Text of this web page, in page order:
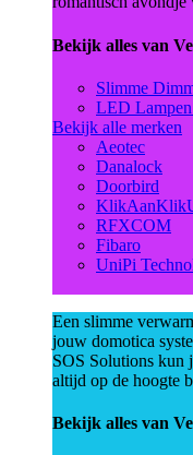
Bekijk alles van
Slimme
LED
Bekijk alle merken
Aeotec
Danalock
Doorbird
RFXCOM
Fibaro
UniPi
Een slimme
jouw domotica
SOS Solutions kun
altijd op de hoogte
Bekijk alles van